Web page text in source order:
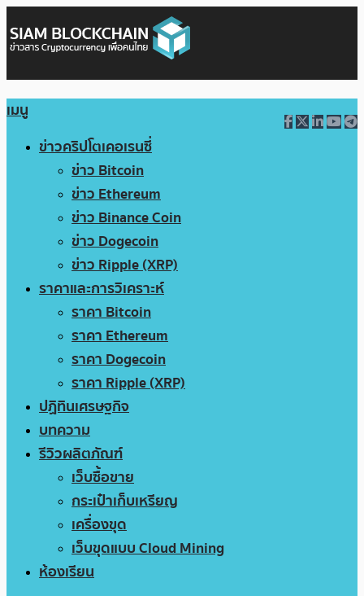
เมนู
ข่าวคริปโตเคอเรนซี่
ข่าว Bitcoin
ข่าว Ethereum
ข่าว Binance Coin
ข่าว Dogecoin
ข่าว Ripple (XRP)
ราคาและการวิเคราะห์
ราคา Bitcoin
ราคา Ethereum
ราคา Dogecoin
ราคา Ripple (XRP)
ปฏิทินเศรษฐกิจ
บทความ
รีวิวผลิตภัณฑ์
เว็บซื้อขาย
กระเป๋าเก็บเหรียญ
เครื่องขุด
เว็บขุดแบบ Cloud Mining
ห้องเรียน